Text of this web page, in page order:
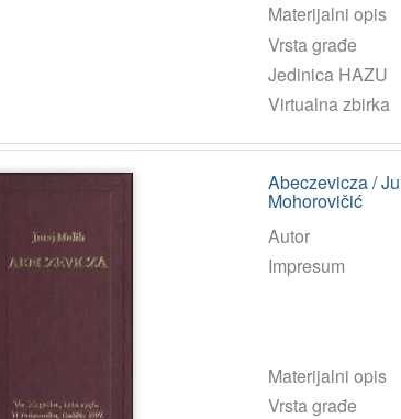
Materijalni opis
Vrsta građe
Jedinica HAZU
Virtualna zbirka
Abeczevicza /
Mohorovičić
Autor
Impresum
Materijalni opis
Vrsta građe